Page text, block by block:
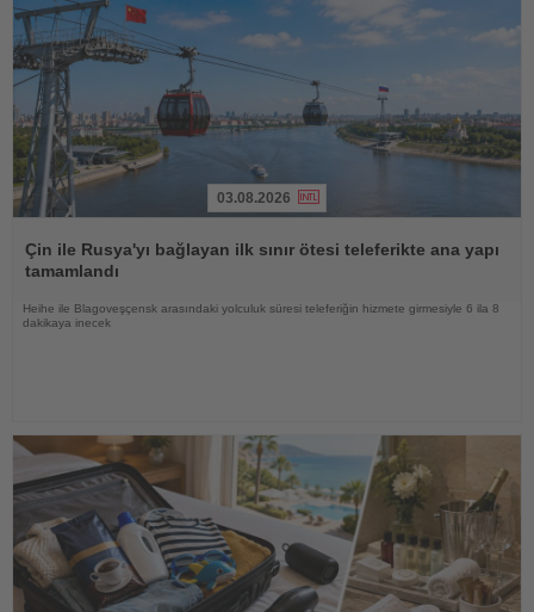
Oku
03.08.2026
Çin ile Rusya'yı bağlayan ilk sınır ötesi teleferikte ana yapı
tamamlandı
Heihe ile Blagoveşçensk arasındaki yolculuk süresi teleferiğin hizmete girmesiyle 6 ila 8
dakikaya inecek